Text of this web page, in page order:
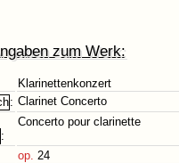
zum Werk:
Klarinettenkonzert
: Clarinet Concerto
:
Concerto pour clarinette
op. 24